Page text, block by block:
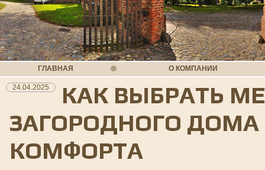
ГЛАВНАЯ О КОМПАНИИ
24.04.2025
КАК ВЫБРАТЬ
ЗАГОРОДНОГО
КОМФОРТА